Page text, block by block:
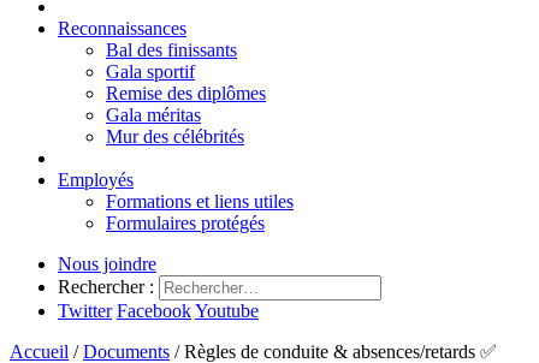
Reconnaissances
Bal des finissants
Gala sportif
Remise des diplômes
Gala méritas
Mur des célébrités
Employés
Formations et liens utiles
Formulaires protégés
Nous joindre
Rechercher :
Twitter FacebookYoutube
Accueil /Documents /Règles de conduite & absences/retards ✅